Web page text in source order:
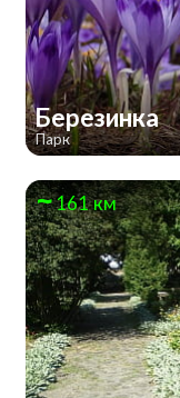
Березинка
Парк
161 км